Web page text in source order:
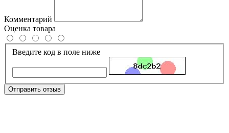
Комментарий
Оценка товара
Введите код в поле ниже
Отправить отзыв